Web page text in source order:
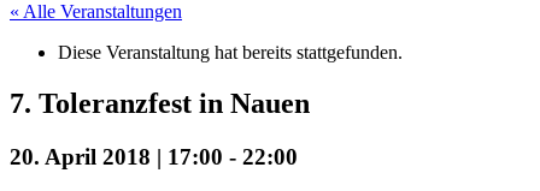
« Alle Veranstaltungen
Diese Veranstaltung hat bereits stattgefunden.
7. Toleranzfest in Nauen
20. April 2018 | 17:00 - 22:00